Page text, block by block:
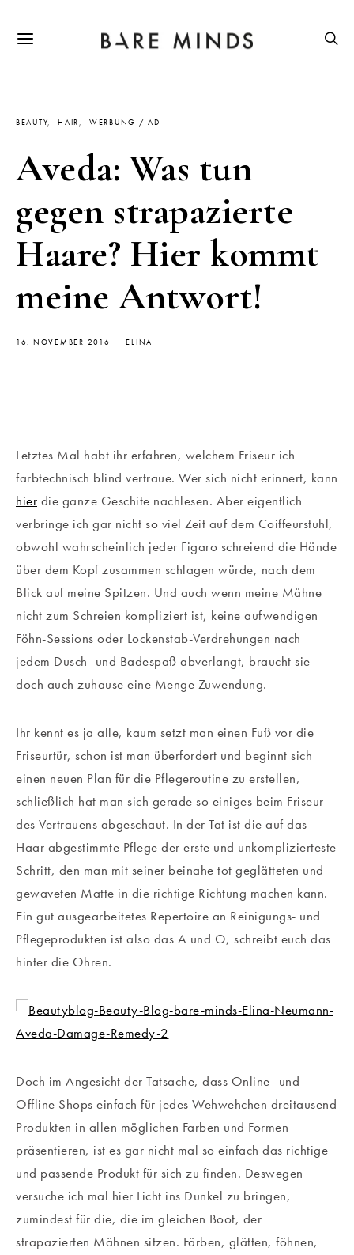
BEAUTY HAIR WERBUNG / AD
Aveda: Was tun
gegen strapazierte
Haare? Hier kommt
meine Antwort!
16. NOVEMBER 2016 ELINA
Letztes Mal habt ihr erfahren, welchem Friseur ich
farbtechnisch blind vertraue. Wer sich nicht erinnert, kann
hier die ganze Geschite nachlesen. Aber eigentlich
verbringe ich gar nicht so viel Zeit auf dem Coiffeurstuhl,
obwohl wahrscheinlich jeder Figaro schreiend die Hände
über dem Kopf zusammen schlagen würde, nach dem
Blick auf meine Spitzen. Und auch wenn meine Mähne
nicht zum Schreien kompliziert ist, keine aufwendigen
Föhn-Sessions oder Lockenstab-Verdrehungen nach
jedem Dusch- und Badespaß abverlangt, braucht sie
doch auch zuhause eine Menge Zuwendung.
Ihr kennt es ja alle, kaum setzt man einen Fuß vor die
Friseurtür, schon ist man überfordert und beginnt sich
einen neuen Plan für die Pflegeroutine zu erstellen,
schließlich hat man sich gerade so einiges beim Friseur
des Vertrauens abgeschaut. In der Tat ist die auf das
Haar abgestimmte Pflege der erste und unkomplizierteste
Schritt, den man mit seiner beinahe tot geglätteten und
gewaveten Matte in die richtige Richtung machen kann.
Ein gut ausgearbeitetes Repertoire an Reinigungs- und
Pflegeprodukten ist also das A und O, schreibt euch das
hinter die Ohren.
Doch im Angesicht der Tatsache, dass Online- und
Offline Shops einfach für jedes Wehwehchen dreitausend
Produkten in allen möglichen Farben und Formen
präsentieren, ist es gar nicht mal so einfach das richtige
und passende Produkt für sich zu finden. Deswegen
versuche ich mal hier Licht ins Dunkel zu bringen,
zumindest für die, die im gleichen Boot, der
strapazierten Mähnen sitzen. Färben, glätten, föhnen,